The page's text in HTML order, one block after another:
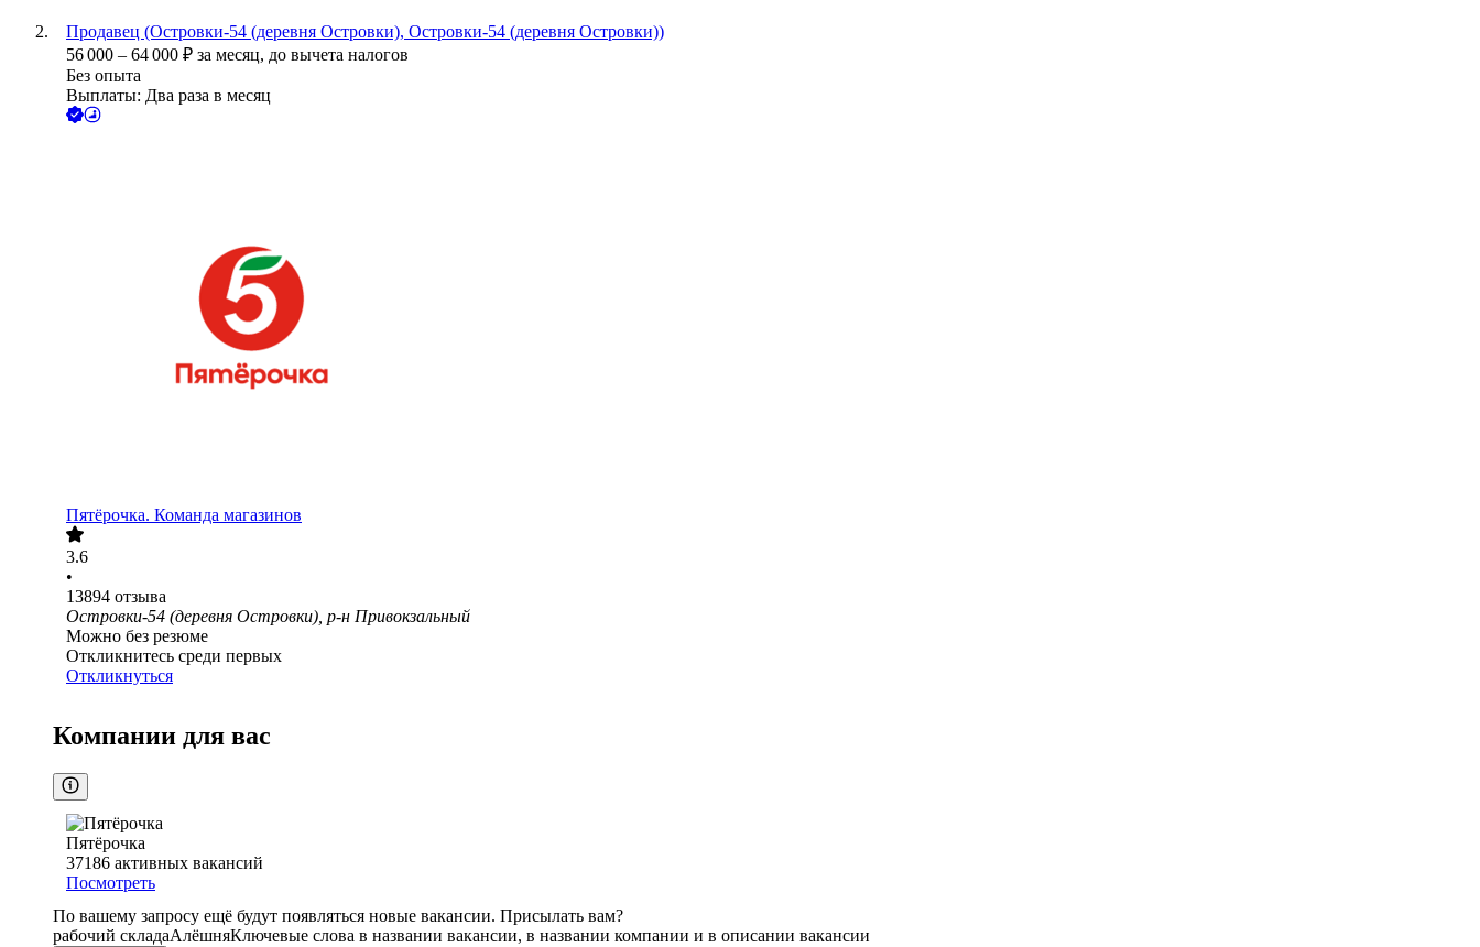
Продавец (Островки-54 (деревня Островки), Островки-54 (деревня Островки))
56 000 – 64 000 ₽ за месяц, до вычета налогов
Без опыта
Выплаты: Два раза в месяц
Пятёрочка. Команда магазинов
3.6
•
13894 отзыва
Островки-54 (деревня Островки), р-н Привокзальный
Можно без резюме
Откликнитесь среди первых
Откликнуться
Компании для вас
Пятёрочка
37186 активных вакансий
Посмотреть
По вашему запросу ещё будут появляться новые вакансии. Присылать вам?
рабочий складаАлёшняКлючевые слова в названии вакансии, в названии компании и в описании вакансии